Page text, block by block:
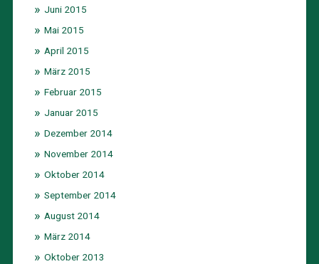
Juni 2015
Mai 2015
April 2015
März 2015
Februar 2015
Januar 2015
Dezember 2014
November 2014
Oktober 2014
September 2014
August 2014
März 2014
Oktober 2013